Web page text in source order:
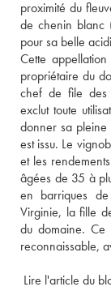
proximité du
de chenin blanc
pour sa belle
Cette
propriétaire du
chef de file des
exclut toute
donner sa
est issu. Le
et les
âgées de 35 à
en barriques
Virginie, la fille
du domaine. Ce
reconnaissable,
Lire l'article du